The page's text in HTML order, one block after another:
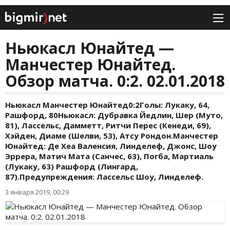
Ньюкасл Юнайтед —
Манчестер Юнайтед.
Обзор матча. 0:2. 02.01.2018
Ньюкасл Манчестер Юнайтед0:2Голы: Лукаку, 64,
Рашфорд, 80Ньюкасл: Дубравка Йедлин, Шер (Муто,
81), Лассельс, Дамметт, Ритчи Перес (Кенеди, 69),
Хэйден, Диаме (Шелви, 53), Атсу Рондон.Манчестер
Юнайтед: Де Хеа Валенсия, Линделеф, Джонс, Шоу
Эррера, Матич Мата (Санчес, 63), Погба, Мартиаль
(Лукаку, 63) Рашфорд (Лингард,
87).Предупреждения: Лассельс Шоу, Линделеф.
3 января 2019, 00:29